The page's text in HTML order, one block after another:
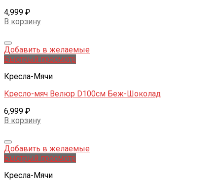
4,999 ₽
В корзину
Добавить в желаемые
Быстрый просмотр
Кресла-Мячи
Кресло-мяч Велюр D100см Беж-Шоколад
6,999 ₽
В корзину
Добавить в желаемые
Быстрый просмотр
Кресла-Мячи